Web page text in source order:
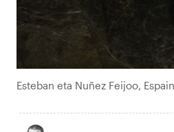
Esteban eta Nuñez Feijoo,